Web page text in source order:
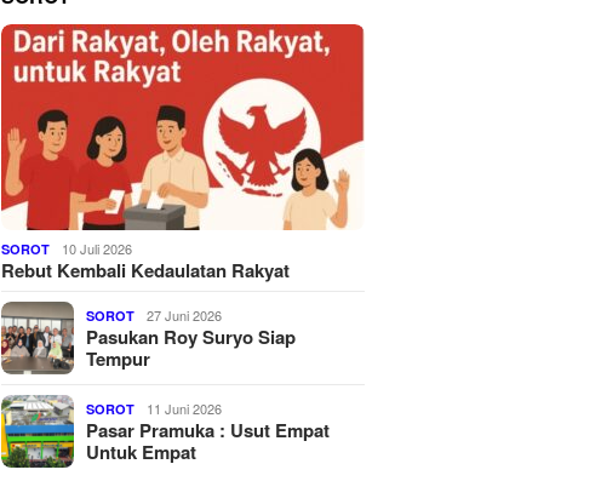
SOROT 10 Juli 2026
Rebut Kembali Kedaulatan Rakyat
SOROT 27 Juni 2026
Pasukan Roy Suryo Siap
Tempur
SOROT 11 Juni 2026
Pasar Pramuka : Usut Empat
Untuk Empat